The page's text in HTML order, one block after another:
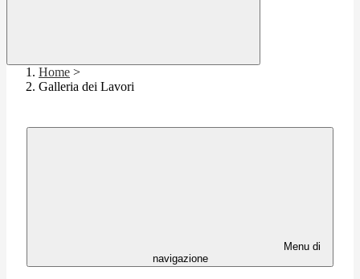
Home >
Galleria dei Lavori
Menu di
navigazione